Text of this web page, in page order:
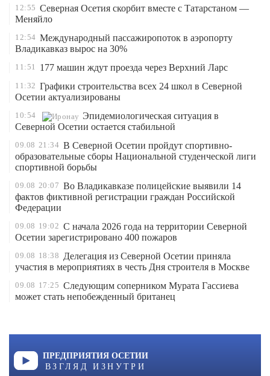
12:55 Северная Осетия скорбит вместе с Татарстаном —
Меняйло
12:54 Международный пассажиропоток в аэропорту
Владикавказ вырос на 30%
11:51 177 машин ждут проезда через Верхний Ларс
11:32 Графики строительства всех 24 школ в Северной
Осетии актуализированы
10:54
Эпидемиологическая ситуация в
Северной Осетии остается стабильной
09.08 21:34 В Северной Осетии пройдут спортивно-
образовательные сборы Национальной студенческой лиги
спортивной борьбы
09.08 20:07 Во Владикавказе полицейские выявили 14
фактов фиктивной регистрации граждан Российской
Федерации
09.08 19:02 С начала 2026 года на территории Северной
Осетии зарегистрировано 400 пожаров
09.08 18:38 Делегация из Северной Осетии приняла
участия в мероприятиях в честь Дня строителя в Москве
09.08 17:25 Следующим соперником Мурата Гассиева
может стать непобежденный британец
ПРЕДПРИЯТИЯ ОСЕТИИ
ВЗГЛЯД ИЗНУТРИ